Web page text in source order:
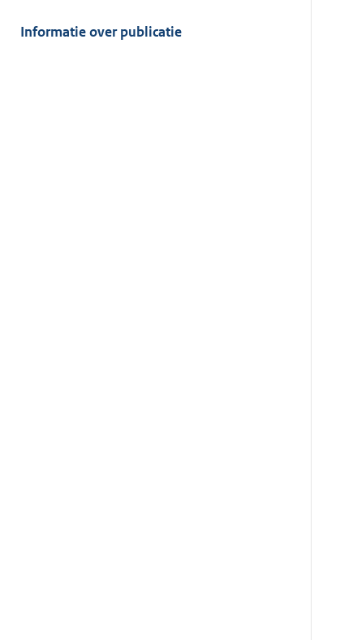
van:
Informatie over publicatie